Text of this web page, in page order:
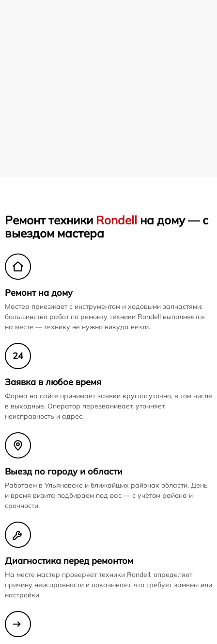
Ремонт техники Rondell на дому — с
выездом мастера
Ремонт на дому
Мастер приезжает с инструментом и ходовыми запчастями:
большинство работ по ремонту техники Rondell выполняется
на месте — технику не нужно никуда везти.
24
Заявка в любое время
Форма на сайте принимает заявки круглосуточно, в том числе
в выходные. Оператор перезванивает, уточняет
неисправность и адрес.
Выезд по городу и области
Работаем в Ульяновске и ближайших районах области. День
и время визита подбираем под вас — с учётом района и
срочности.
Диагностика перед ремонтом
На месте мастер проверяет техники Rondell, определяет
причину неисправности и показывает, что требует замены или
настройки.